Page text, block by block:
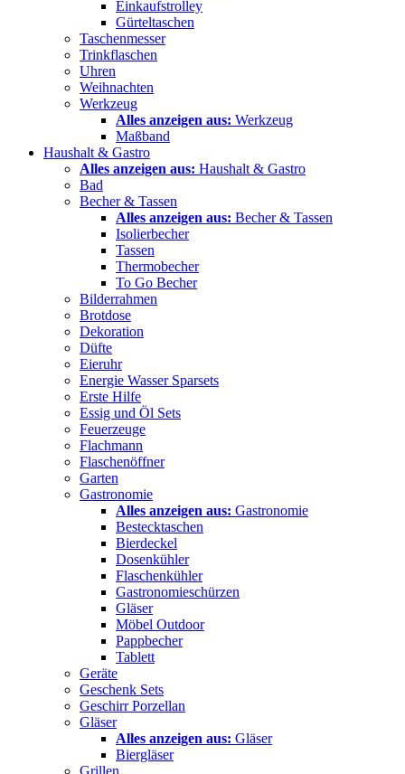
Einkaufstrolley
Gürteltaschen
Taschenmesser
Trinkflaschen
Uhren
Weihnachten
Werkzeug
Alles anzeigen aus: Werkzeug
Maßband
Haushalt & Gastro
Alles anzeigen aus: Haushalt & Gastro
Bad
Becher & Tassen
Alles anzeigen aus: Becher & Tassen
Isolierbecher
Tassen
Thermobecher
To Go Becher
Bilderrahmen
Brotdose
Dekoration
Düfte
Eieruhr
Energie Wasser Sparsets
Erste Hilfe
Essig und Öl Sets
Feuerzeuge
Flachmann
Flaschenöffner
Garten
Gastronomie
Alles anzeigen aus: Gastronomie
Bestecktaschen
Bierdeckel
Dosenkühler
Flaschenkühler
Gastronomieschürzen
Gläser
Möbel Outdoor
Pappbecher
Tablett
Geräte
Geschenk Sets
Geschirr Porzellan
Gläser
Alles anzeigen aus: Gläser
Biergläser
Grillen